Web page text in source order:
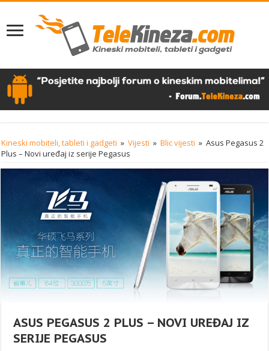
Kineski mobiteli, tableti i gadgeti » Vijesti » Blic vijesti » Asus Pegasus 2
Plus – Novi uređaj iz serije Pegasus
ASUS PEGASUS 2 PLUS – NOVI UREĐAJ IZ
SERIJE PEGASUS